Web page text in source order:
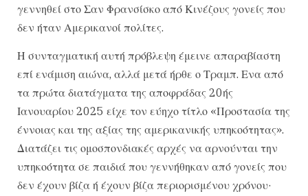
γεννηθεί στο Σαν Φρανσίσκο από Κινέζους γονείς που
δεν ήταν Αμερικανοί πολίτες.
Η συνταγματική αυτή πρόβλεψη έμεινε απαραβίαστη
επί ενάμιση αιώνα, αλλά μετά ήρθε ο Τραμπ. Ενα από
τα πρώτα διατάγματα της αποφράδας 20ής
Ιανουαρίου 2025 είχε τον εύηχο τίτλο «Προστασία της
έννοιας και της αξίας της αμερικανικής υπηκοότητας».
Διατάζει τις ομοσπονδιακές αρχές να αρνούνται την
υπηκοότητα σε παιδιά που γεννήθηκαν από γονείς που
δεν έχουν βίζα ή έχουν βίζα περιορισμένου χρόνου·